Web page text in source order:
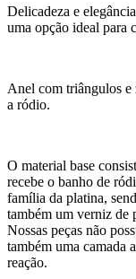
Delicadeza e
uma opção ideal para
Anel com triângulos e
a ródio.
O material base
recebe o banho de
família da platina,
também um verniz de
Nossas peças não
também uma camada
reação.